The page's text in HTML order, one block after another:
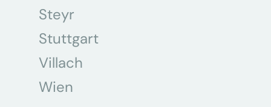
Steyr
Stuttgart
Villach
Wien